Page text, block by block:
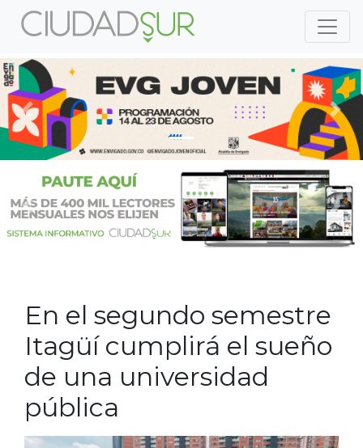
Previous
Previous
En el segundo semestre
Itagüí cumplirá el sueño
de una universidad
pública